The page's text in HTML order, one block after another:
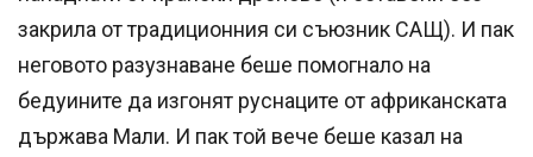
закрила от традиционния си съюзник САЩ). И пак
неговото разузнаване беше помогнало на
бедуините да изгонят руснаците от африканската
държава Мали. И пак той вече беше казал на